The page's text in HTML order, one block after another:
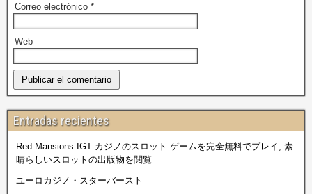
Correo electrónico *
Web
Entradas recientes
Red Mansions IGT カジノのスロット ゲームを完全無料でプレイ, 素
晴らしいスロットの出版物を閲覧
ユーロカジノ・スターバースト